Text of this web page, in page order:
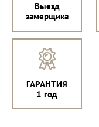
Выезд
замерщика
ГАРАНТИЯ
1 год